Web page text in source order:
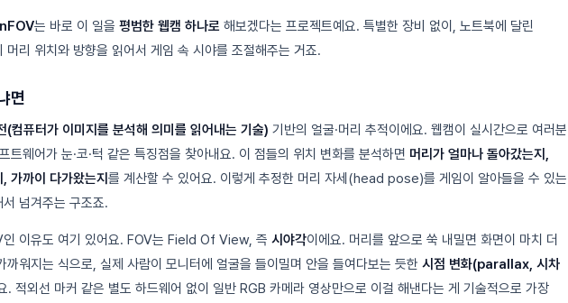
는 바로 이 일을 평범한 웹캠 하나로 해보겠다는 프로젝트예요. 특별한 장비 없이, 노트북에 달린
머리 위치와 방향을 읽어서 게임 속 시야를 조절해주는 거죠.
면
(컴퓨터가 이미지를 분석해 의미를 읽어내는 기술) 기반의 얼굴·머리 추적이에요. 웹캠이 실시간으로 여러분
트웨어가 눈·코·턱 같은 특징점을 찾아내요. 이 점들의 위치 변화를 분석하면 머리가 얼마나 돌아갔는지,
가까이 다가왔는지 를 계산할 수 있어요. 이렇게 추정한 머리 자세(head pose)를 게임이 알아들을 수 있는
넘겨주는 구조죠.
이유도 여기 있어요. FOV는 Field Of View, 즉 시야각이에요. 머리를 앞으로 쑥 내밀면 화면이 마치 더
까워지는 식으로, 실제 사람이 모니터에 얼굴을 들이밀며 안을 들여다보는 듯한 시점 변화(parallax, 시차
. 적외선 마커 같은 별도 하드웨어 없이 일반 RGB 카메라 영상만으로 이걸 해낸다는 게 기술적으로 가장